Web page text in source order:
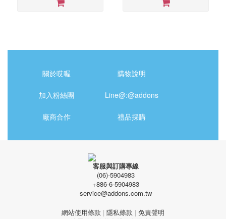
關於哎喔 購物說明
加入粉絲團 Line@:@addons
廠商合作 禮品採購
客服與訂購專線
(06)-5904983
+886-6-5904983
service@addons.com.tw
網站使用條款 | 隱私條款 | 免責聲明